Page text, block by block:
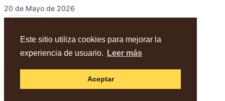
Este sitio utiliza cookies para mejorar la
experiencia de usuario.
Leer más
Aceptar
20 de Mayo de 2026
© 2026 AMIVALL - Cardenete (Cu). -
de privacidad,Aviso legal